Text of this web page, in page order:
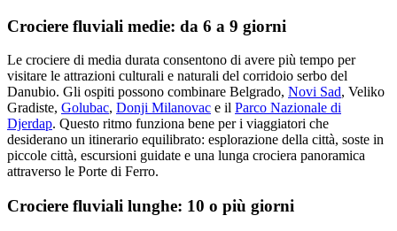
Crociere fluviali medie: da 6 a 9 giorni
Le crociere di media durata consentono di avere più tempo per
visitare le attrazioni culturali e naturali del corridoio serbo del
Danubio. Gli ospiti possono combinare Belgrado, Novi Sad, Veliko
Gradiste, Golubac, Donji Milanovac e il Parco Nazionale di
Djerdap. Questo ritmo funziona bene per i viaggiatori che
desiderano un itinerario equilibrato: esplorazione della città, soste in
piccole città, escursioni guidate e una lunga crociera panoramica
attraverso le Porte di Ferro.
Crociere fluviali lunghe: 10 o più giorni